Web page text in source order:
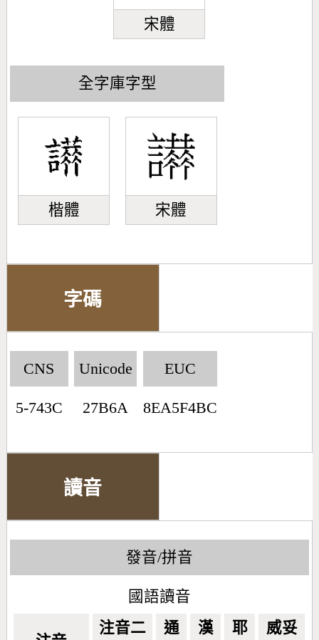
宋體
全字庫字型
楷體 宋體
字碼
CNS
5-743C
Unicode
27B6A
EUC
8EA5F4BC
讀音
發音/拼音
國語讀音
注音二 通 漢 耶 威妥